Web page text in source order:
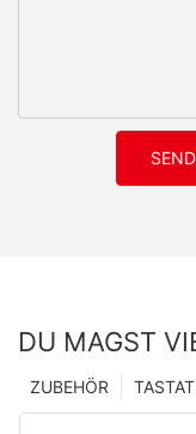
DU MAGST
ZUBEHÖR